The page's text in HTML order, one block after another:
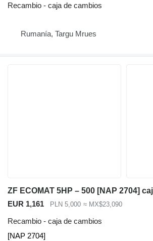
Recambio - caja de cambios
Rumanía, Targu Mrues
EUR 1,161 PLN 5,000 ≈ MX$23,090
Recambio - caja de cambios
[NAP 2704]